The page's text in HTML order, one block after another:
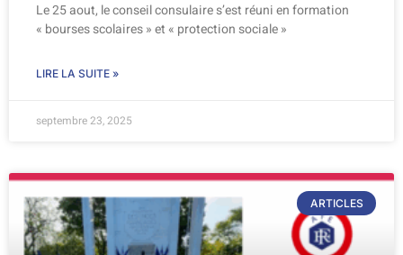
Le 25 aout, le conseil consulaire s’est réuni en formation
« bourses scolaires » et « protection sociale »
LIRE LA SUITE »
septembre 23, 2025
ARTICLES